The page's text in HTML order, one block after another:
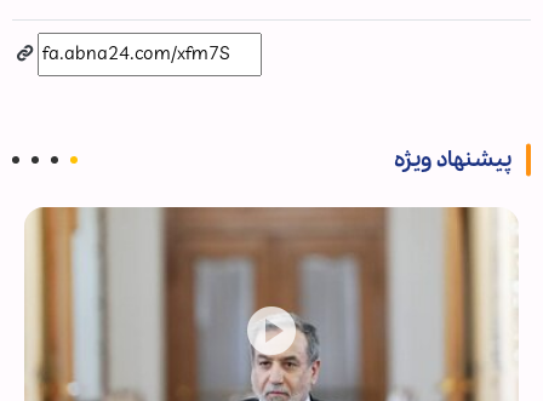
پیشنهاد ویژه